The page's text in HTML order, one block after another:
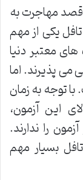
قصد مهاجرت به
یکی از مهم
معتبر دنیا
می پذیرند. اما
توجه به زمان
این آزمون،
را ندارند.
بسیار مهم